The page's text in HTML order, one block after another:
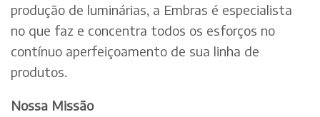
produção de luminárias, a Embras é especialista
no que faz e concentra todos os esforços no
contínuo aperfeiçoamento de sua linha de
produtos.
Nossa Missão